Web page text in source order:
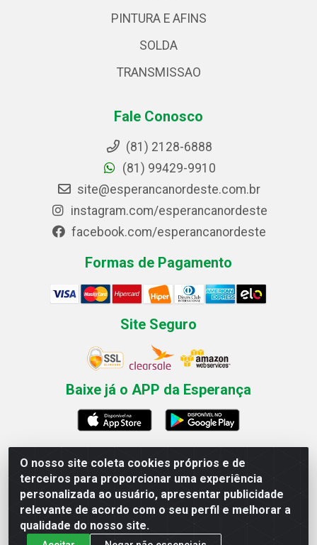
O nosso site coleta cookies próprios e de
terceiros para proporcionar uma experiência
personalizada ao usuário, apresentar publicidade
relevante de acordo com o seu perfil e melhorar a
qualidade do nosso site.
PINTURA E AFINS
SOLDA
TRANSMISSAO
Fale Conosco
(81) 2128-6888
(81) 99429-9910
site@esperancanordeste.com.br
instagram.com/esperancanordeste
facebook.com/esperancanordeste
Formas de Pagamento
Site Seguro
Baixe já o APP da Esperança
Esperança Nordeste - Rua Professor Caldas Filho, 291 -
Estância - Recife / PE CEP: 50771-335 - CNPJ
03.666.136/0001-23